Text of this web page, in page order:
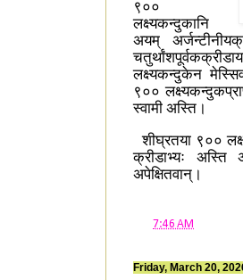
९००
लक्ष्यकन्दुकानि
अयम्
लक्ष्यकन्दुकेन
९००
स्वामी अस्ति।
शीघ्रतया ९००
क्रीडाभ्यः अस्ति
अपेक्षितवान्।
7:46 AM
Friday, March 20,